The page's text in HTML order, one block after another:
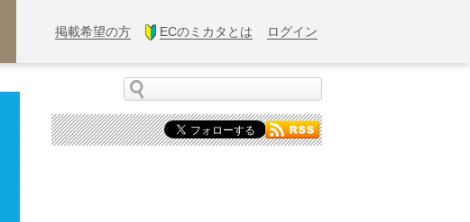
掲載希望の方 ECのミカタとは ログイン